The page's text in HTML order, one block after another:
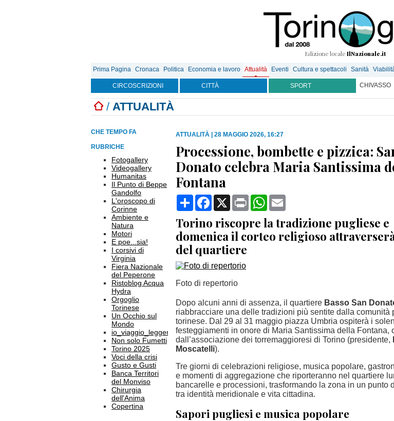
Edizione locale IlNazionale.it
Prima Pagina Cronaca Politica Economia e lavoro Attualità Eventi Cultura e spettacoli Sanità
CIRCOSCRIZIONI CITTÀ SPORT CHIVASSO
/ ATTUALITÀ
CHE TEMPO FA
RUBRICHE
Fotogallery
Videogallery
Humanitas
Il Punto di Beppe
Gandolfo
L'oroscopo di
Corinne
Ambiente e
Natura
Motori
E poe...sia!
I corsivi di
Virginia
Fiera Nazionale
del Peperone
Ristoblog Acqua
Hydra
Orgoglio
Torinese
Un Occhio sul
Mondo
io_viaggio_leggero
Non solo Fumetti
Torino 2025
Voci della crisi
Gusto e Gusti
Banca Territori
del Monviso
Chirurgia
dell'Anima
Copertina
ATTUALITÀ 28 MAGGIO 2026, 16:27
Processione, bombette e pizzica:
Donato celebra Maria Santissima
Fontana
CondividiFacebook
X Print WhatsApp
Torino riscopre la tradizione pugliese e
domenica il corteo religioso
del quartiere
Foto di repertorio
Dopo alcuni anni di assenza, il quartiere Basso San
riabbracciare una delle tradizioni più sentite dalla comunità
torinese. Dal 29 al 31 maggio piazza Umbria ospiterà i
festeggiamenti in onore di Maria Santissima della Fontana,
dall’associazione dei torremaggioresi di Torino (presidente,
Moscatelli).
Tre giorni di celebrazioni religiose, musica popolare,
e momenti di aggregazione che riporteranno nel quartiere
bancarelle e processioni, trasformando la zona in un punto
tra identità meridionale e vita cittadina.
Sapori pugliesi e musica popolare